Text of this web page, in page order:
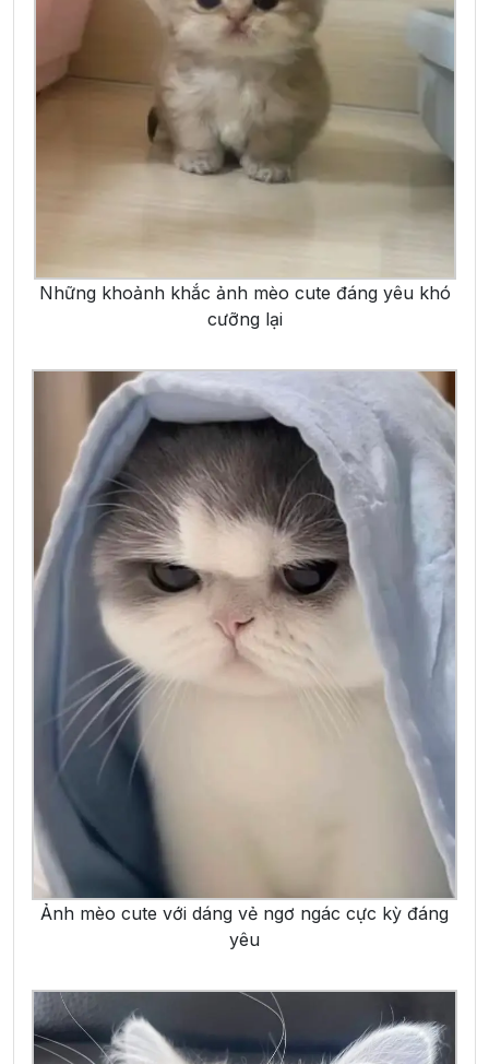
Những khoảnh khắc ảnh mèo cute đáng yêu khó
cưỡng lại
Ảnh mèo cute với dáng vẻ ngơ ngác cực kỳ đáng
yêu